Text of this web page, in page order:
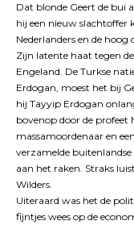
Dat blonde Geert de bui
hij een nieuw slachtoffer
Nederlanders en de hoog
Zijn latente haat tegen
Engeland. De Turkse
Erdogan, moest het bij
hij Tayyip Erdogan
bovenop door de profeet
massamoordenaar en
verzamelde
aan het raken. Straks
Wilders.
Uiteraard was het de
fijntjes wees op de